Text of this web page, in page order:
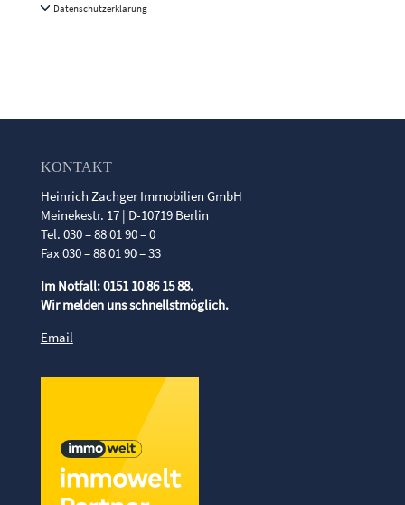
Datenschutzerklärung
KONTAKT
Heinrich Zachger Immobilien GmbH
Meinekestr. 17 | D-10719 Berlin
Tel. 030 – 88 01 90 – 0
Fax 030 – 88 01 90 – 33
Im Notfall: 0151 10 86 15 88.
Wir melden uns schnellstmöglich.
Email